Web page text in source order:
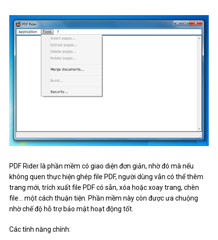
PDF Rider là phần mềm có giao diện đơn giản, nhờ đó mà nếu
không quen thực hiện ghép file PDF, người dùng vẫn có thể thêm
trang mới, trích xuất file PDF có sẵn, xóa hoặc xoay trang, chèn
file… một cách thuận tiện. Phần mềm này còn được ưa chuộng
nhờ chế độ hỗ trợ bảo mật hoạt động tốt.
Các tính năng chính: